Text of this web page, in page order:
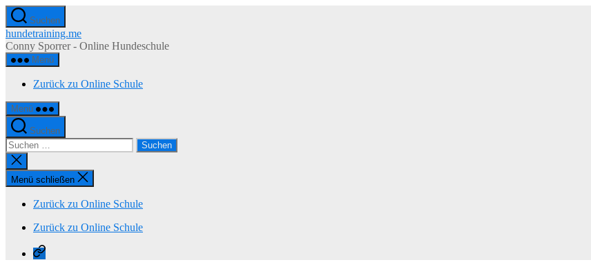
Zum
Inhalt
springen
Suchen
hundetraining.me
Conny Sporrer - Online Hundeschule
Menü
Zurück zu Online Schule
Menü
Suchen
Suchen
nach:
Suche
schließen
Menü schließen
Zurück zu Online Schule
Zurück zu Online Schule
Zurück
zu